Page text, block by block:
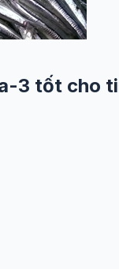
3 tốt cho